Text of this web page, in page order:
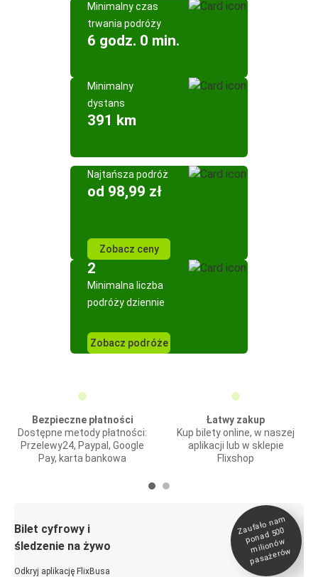
Minimalny czas
trwania podróży
6 godz. 0 min.
Minimalny
dystans
391 km
Najtańsza podróż
od 98,99 zł
Zobacz ceny
2
Minimalna liczba
podróży dziennie
Zobacz podróże
Bezpieczne płatności
Dostępne metody płatności:
Przelewy24, Paypal, Google
Pay, karta bankowa
Łatwy zakup
Kup bilety online, w naszej
aplikacji lub w sklepie
Flixshop
Bilet cyfrowy i
śledzenie na żywo
Odkryj aplikację FlixBusa
Zaufało na
m
ponad 500
milionó
w
pasażeró
w